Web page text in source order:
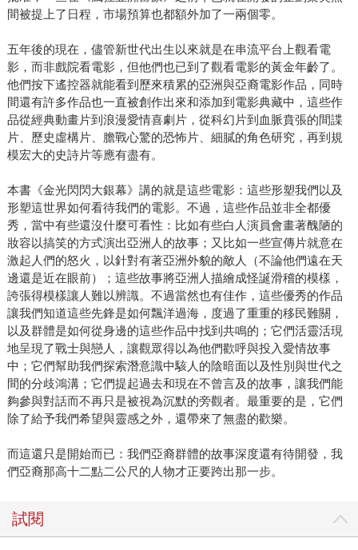
間被提上了日程，市場預算也都額外加了一兩個零。
五年後的現在，儘管新世代出生以來就是在串流平台上觀看電
影，而非戲院看電影，但他們也已到了觀看電影的黃金年齡了。
他們按下遙控器就能看到歷來積累的亞洲與亞裔電影作品，同時
間還有許多作品也一直被創作出來和添加到電影典藏中，這些作
品從經典動畫片到浪漫愛情喜劇片，從科幻片到血脈賁張的間諜
片、歷史虛構片、膽戰心驚的恐怖片、細膩的角色研究，再到規
模宏大的史詩片等應有盡有。
本書《金光閃閃大銀幕》講的就是這些電影：這些形塑我們以及
形塑這世界如何看待我們的電影。不過，這些作品並非全都優
秀，當中有些還沒什麼可看性：比如有些白人演員會畫著醜陋的
妝容以搞笑的方式演出亞洲人的故事；又比如一些宣傳片就意在
激起人們的怒火，以針對有著亞洲外貌的敵人（不論他們遠在天
邊還是近在眼前）；這些故事將亞洲人描繪成怪誕滑稽的模樣，
誇張得模樣讓人難以辨識。不過當然也有佳作，這些優秀的作品
讓我們知道這些先鋒是如何飄洋過海，度過了重重的移民難關，
以及群體是如何從身邊的這些作品中找到共鳴的；它們活靈活現
地呈現了戰士與戀人，讓觀眾得以為他們歡呼與投入愛情故事
中；它們幫助我們探索潛意識中駭人的陰暗面以及性別與世代之
間的分歧鴻溝；它們提起過去和現在不曾言及的故事，讓我們能
夠參與對話而不再只是被視為沉默的旁觀者。最重要的是，它們
除了給予我們希望與靈感之外，還帶來了無盡的歡樂。
而這還只是開始而已：我們亞裔群體的故事深度還有待開發，我
們亞裔那高十二點二公尺的人物才正要跨出那一步。
試閱